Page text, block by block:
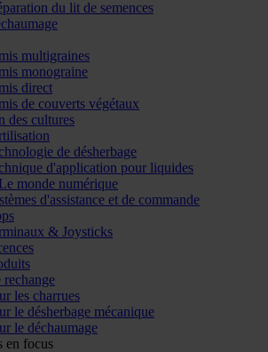
du lit de semences
multigraines
monograine
direct
de couverts végétaux
des cultures
de désherbage
d'application pour liquides
monde numérique
d'assistance et de commande
& Joysticks
rechange
les charrues
le désherbage mécanique
le déchaumage
en focus